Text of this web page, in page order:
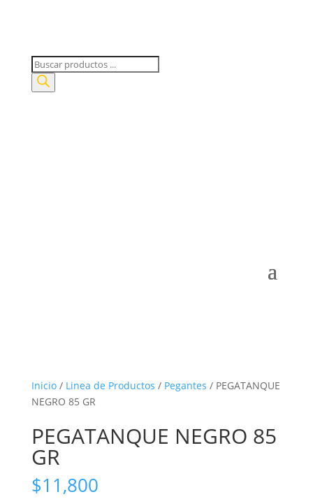
Búsqueda
de
productos
Inicio/ Linea de Productos / Pegantes / PEGATANQUE
NEGRO 85 GR
PEGATANQUE NEGRO 85
GR
$11,800